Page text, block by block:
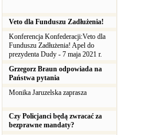
Veto dla Funduszu Zadłużenia!
Konferencja Konfederacji:Veto dla
Funduszu Zadłużenia! Apel do
prezydenta Dudy - 7 maja 2021 r.
Grzegorz Braun odpowiada na
Państwa pytania
Monika Jaruzelska zaprasza
Czy Policjanci będą zwracać za
bezprawne mandaty?